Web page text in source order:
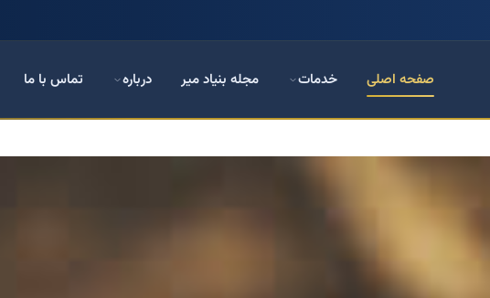
صفحه اصلی خدمات مجله بنیاد میر درباره تماس با ما